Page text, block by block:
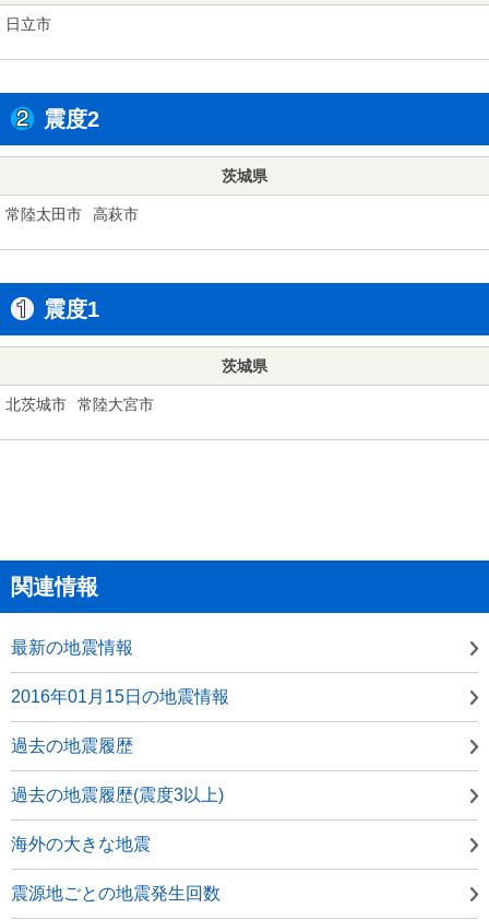
日立市
震度2
茨城県
常陸太田市 高萩市
震度1
茨城県
北茨城市 常陸大宮市
関連情報
最新の地震情報
2016年01月15日の地震情報
過去の地震履歴
過去の地震履歴(震度3以上)
海外の大きな地震
震源地ごとの地震発生回数